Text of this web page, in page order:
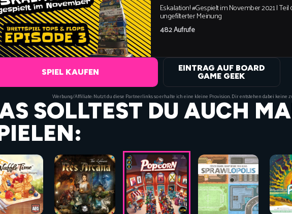
Eskalation! #Gespielt im November 2021 |
ungefilterter Meinung
482 Aufrufe
SPIEL KAUFEN
EINTRAG AUF BOARD
GAME GEEK
Werbung/Affiliate: Nutzt du diese Partnerlinks so erhalte ich eine kleine Provision. Dir entstehen dabei keine
SOLLTEST DU AUCH